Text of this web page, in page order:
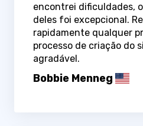
encontrei dificuldades,
deles foi excepcional.
rapidamente qualquer
processo de criação do
agradável.
Bobbie Menneg